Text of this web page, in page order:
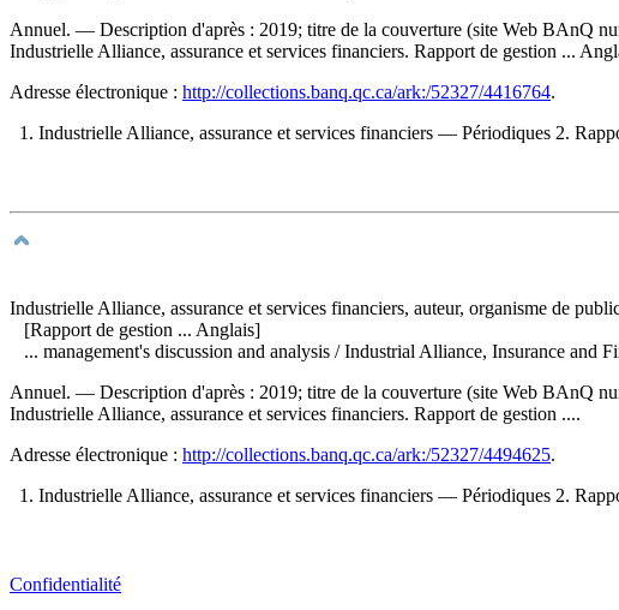
Annuel. — Description d'après : 2019; titre de la couverture (site Web BAnQ
Industrielle Alliance, assurance et services financiers. Rapport de gestion ...
Adresse électronique : http://collections.banq.qc.ca/ark:/52327/4416764.
1. Industrielle Alliance, assurance et services financiers — Périodiques 2.
Industrielle Alliance, assurance et services financiers, auteur, organisme de
[Rapport de gestion ... Anglais]
... management's discussion and analysis / Industrial Alliance, Insurance and
Annuel. — Description d'après : 2019; titre de la couverture (site Web BAnQ
Industrielle Alliance, assurance et services financiers. Rapport de gestion ....
Adresse électronique : http://collections.banq.qc.ca/ark:/52327/4494625.
1. Industrielle Alliance, assurance et services financiers — Périodiques 2.
Confidentialité